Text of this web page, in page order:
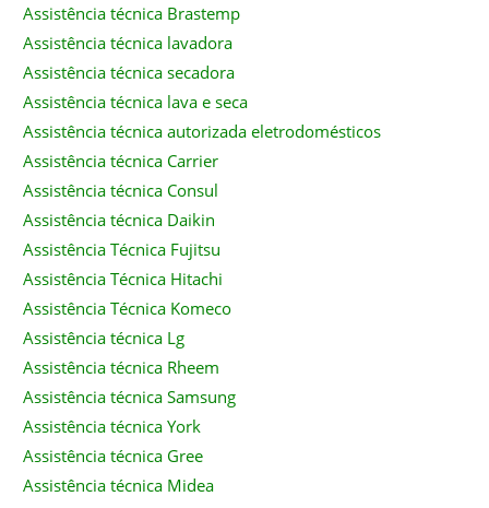
Assistência técnica Brastemp
Assistência técnica lavadora
Assistência técnica secadora
Assistência técnica lava e seca
Assistência técnica autorizada eletrodomésticos
Assistência técnica Carrier
Assistência técnica Consul
Assistência técnica Daikin
Assistência Técnica Fujitsu
Assistência Técnica Hitachi
Assistência Técnica Komeco
Assistência técnica Lg
Assistência técnica Rheem
Assistência técnica Samsung
Assistência técnica York
Assistência técnica Gree
Assistência técnica Midea